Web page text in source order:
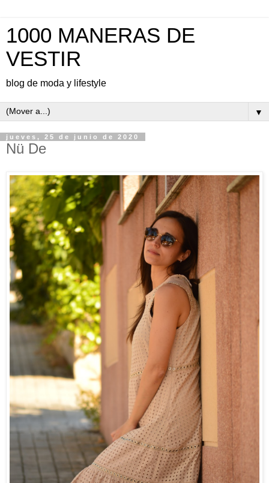
1000 MANERAS DE
VESTIR
blog de moda y lifestyle
▼
jueves, 25 de junio de 2020
Nü De